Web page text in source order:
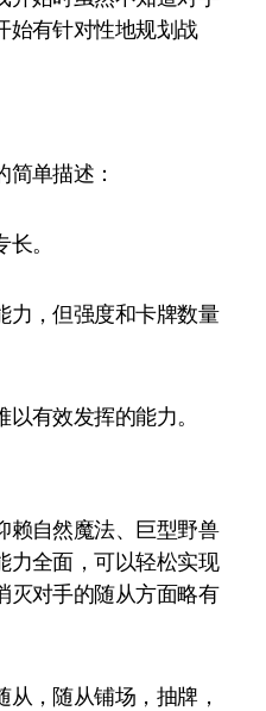
始有针对性地规划战
单描述：
。
力，但强度和卡牌数量
有效发挥的能力。
赖自然魔法、巨型野兽
力全面，可以轻松实现
灭对手的随从方面略有
，随从铺场，抽牌，